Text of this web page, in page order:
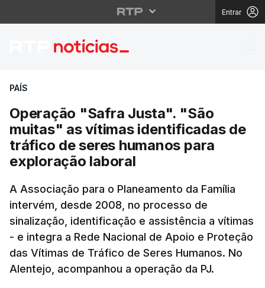
Entrar
Operação "Safra
PAÍS
Operação "Safra Justa". "São
muitas" as vítimas identificadas de
tráfico de seres humanos para
exploração laboral
A Associação para o Planeamento da Família
intervém, desde 2008, no processo de
sinalização, identificação e assistência a vítimas
- e integra a Rede Nacional de Apoio e Proteção
das Vítimas de Tráfico de Seres Humanos. No
Alentejo, acompanhou a operação da PJ.